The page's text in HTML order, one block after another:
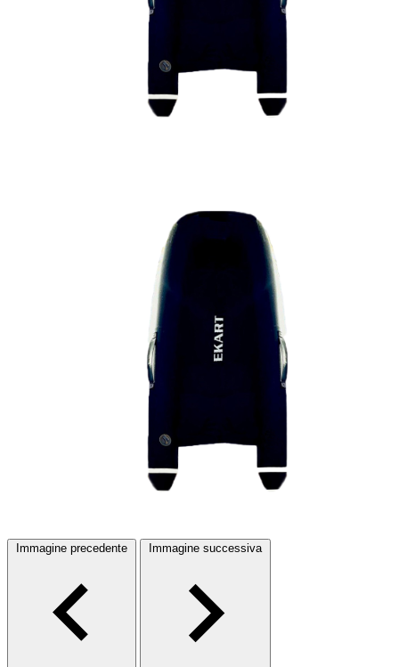
Immagine precedente Immagine successiva